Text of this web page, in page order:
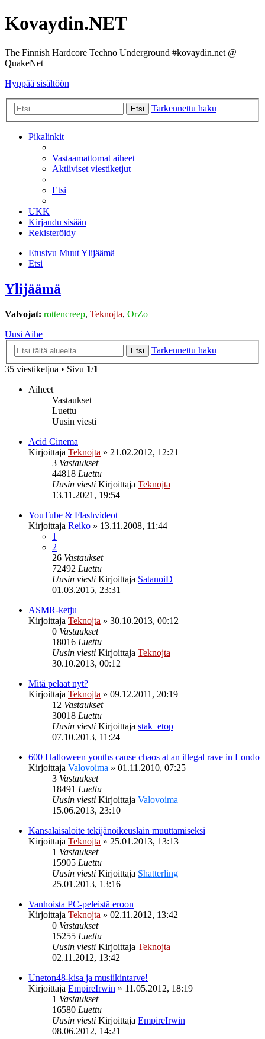
Kovaydin.NET
The Finnish Hardcore Techno Underground #kovaydin.net @
QuakeNet
Hyppää sisältöön
Etsi Tarkennettu haku
Pikalinkit
Vastaamattomat aiheet
Aktiiviset viestiketjut
Etsi
UKK
Kirjaudu sisään
Rekisteröidy
Etusivu MuutYlijäämä
Etsi
Ylijäämä
Valvojat: rottencreep, Teknojta, OrZo
Uusi Aihe
Etsi
Tarkennettu haku
35 viestiketjua • Sivu 1/1
Aiheet
Vastaukset
Luettu
Uusin viesti
Acid Cinema
Kirjoittaja Teknojta » 21.02.2012, 12:21
3 Vastaukset
44818 Luettu
Uusin viesti Kirjoittaja Teknojta
13.11.2021, 19:54
YouTube & Flashvideot
Kirjoittaja Reiko » 13.11.2008, 11:44
1
2
26 Vastaukset
72492 Luettu
Uusin viesti Kirjoittaja SatanoiD
01.03.2015, 23:31
ASMR-ketju
Kirjoittaja Teknojta » 30.10.2013, 00:12
0 Vastaukset
18016 Luettu
Uusin viesti Kirjoittaja Teknojta
30.10.2013, 00:12
Mitä pelaat nyt?
Kirjoittaja Teknojta » 09.12.2011, 20:19
12 Vastaukset
30018 Luettu
Uusin viesti Kirjoittaja stak_etop
07.10.2013, 11:24
600 Halloween youths cause chaos at an illegal rave in Londo
Kirjoittaja Valovoima » 01.11.2010, 07:25
3 Vastaukset
18491 Luettu
Uusin viesti Kirjoittaja Valovoima
15.06.2013, 23:10
Kansalaisaloite tekijänoikeuslain muuttamiseksi
Kirjoittaja Teknojta » 25.01.2013, 13:13
1 Vastaukset
15905 Luettu
Uusin viesti Kirjoittaja Shatterling
25.01.2013, 13:16
Vanhoista PC-peleistä eroon
Kirjoittaja Teknojta » 02.11.2012, 13:42
0 Vastaukset
15255 Luettu
Uusin viesti Kirjoittaja Teknojta
02.11.2012, 13:42
Uneton48-kisa ja musiikintarve!
Kirjoittaja EmpireIrwin » 11.05.2012, 18:19
1 Vastaukset
16580 Luettu
Uusin viesti Kirjoittaja EmpireIrwin
08.06.2012, 14:21